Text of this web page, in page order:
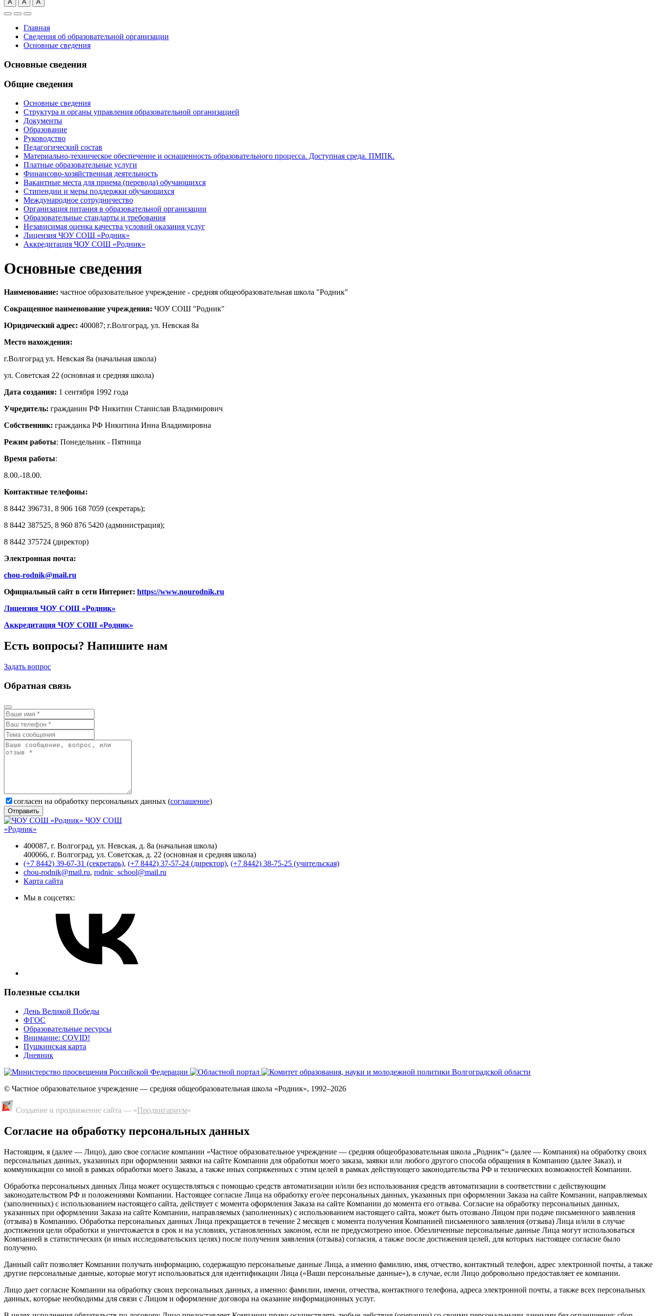
А А А
Главная
Сведения об образовательной организации
Основные сведения
Основные сведения
Общие сведения
Основные сведения
Структура и органы управления образовательной организацией
Документы
Образование
Руководство
Педагогический состав
Материально-техническое обеспечение и оснащенность образовательного процесса. Доступная среда. ПМПК.
Платные образовательные услуги
Финансово-хозяйственная деятельность
Вакантные места для приема (перевода) обучающихся
Стипендии и меры поддержки обучающихся
Международное сотрудничество
Организация питания в образовательной организации
Образовательные стандарты и требования
Независимая оценка качества условий оказания услуг
Лицензия ЧОУ СОШ «Родник»
Аккредитация ЧОУ СОШ «Родник»
Основные сведения
Наименование: частное образовательное учреждение - средняя общеобразовательная школа "Родник"
Сокращенное наименование учреждения: ЧОУ СОШ "Родник"
Юридический адрес: 400087; г.Волгоград, ул. Невская 8а
Место нахождения:
г.Волгоград ул. Невская 8а (начальная школа)
ул. Советская 22 (основная и средняя школа)
Дата создания: 1 сентября 1992 года
Учредитель: гражданин РФ Никитин Станислав Владимирович
Собственник: гражданка РФ Никитина Инна Владимировна
Режим работы: Понедельник - Пятница
Время работы:
8.00.-18.00.
Контактные телефоны:
8 8442 396731, 8 906 168 7059 (секретарь);
8 8442 387525, 8 960 876 5420 (администрация);
8 8442 375724 (директор)
Электронная почта:
chou-rodnik@mail.ru
Официальный сайт в сети Интернет: https://www.nourodnik.ru
Лицензия ЧОУ СОШ «Родник»
Аккредитация ЧОУ СОШ «Родник»
Есть вопросы? Напишите нам
Задать вопрос
Обратная связь
согласен на обработку персональных данных (соглашение)
Отправить
ЧОУ СОШ
«Родник»
400087, г. Волгоград, ул. Невская, д. 8а (начальная школа)
400066, г. Волгоград, ул. Советская, д. 22 (основная и средняя школа)
(+7 8442) 39-67-31 (секретарь), (+7 8442) 37-57-24 (директор), (+7 8442) 38-75-25 (учительская)
chou-rodnik@mail.ru, rodnic_school@mail.ru
Карта сайта
Мы в соцсетях:
Полезные ссылки
День Великой Победы
ФГОС
Образовательные ресурсы
Внимание: COVID!
Пушкинская карта
Дневник
© Частное образовательное учреждение — средняя общеобразовательная школа «Родник», 1992–2026
Создание и продвижение сайта — «Продвигариум»
Cогласие на обработку персональных данных
Настоящим, я (далее — Лицо), даю свое согласие компании «Частное образовательное учреждение — средняя общеобразовательная школа „Родник“» (далее — Компания) на обработку своих
персональных данных, указанных при оформлении заявки на сайте Компании для обработки моего заказа, заявки или любого другого способа обращения в Компанию (далее Заказ), и
коммуникации со мной в рамках обработки моего Заказа, а также иных сопряженных с этим целей в рамках действующего законодательства РФ и технических возможностей Компании.
Обработка персональных данных Лица может осуществляться с помощью средств автоматизации и/или без использования средств автоматизации в соответствии с действующим
законодательством РФ и положениями Компании. Настоящее согласие Лица на обработку его/ее персональных данных, указанных при оформлении Заказа на сайте Компании, направляемых
(заполненных) с использованием настоящего сайта, действует с момента оформления Заказа на сайте Компании до момента его отзыва. Согласие на обработку персональных данных,
указанных при оформлении Заказа на сайте Компании, направляемых (заполненных) с использованием настоящего сайта, может быть отозвано Лицом при подаче письменного заявления
(отзыва) в Компанию. Обработка персональных данных Лица прекращается в течение 2 месяцев с момента получения Компанией письменного заявления (отзыва) Лица и/или в случае
достижения цели обработки и уничтожается в срок и на условиях, установленных законом, если не предусмотрено иное. Обезличенные персональные данные Лица могут использоваться
Компанией в статистических (и иных исследовательских целях) после получения заявления (отзыва) согласия, а также после достижения целей, для которых настоящее согласие было
получено.
Данный сайт позволяет Компании получать информацию, содержащую персональные данные Лица, а именно фамилию, имя, отчество, контактный телефон, адрес электронной почты, а также
другие персональные данные, которые могут использоваться для идентификации Лица («Ваши персональные данные»), в случае, если Лицо добровольно предоставляет ее компании.
Лицо дает согласие Компании на обработку своих персональных данных, а именно: фамилии, имени, отчества, контактного телефона, адреса электронной почты, а также всех персональных
данных, которые необходимы для связи с Лицом и оформление договора на оказание информационных услуг.